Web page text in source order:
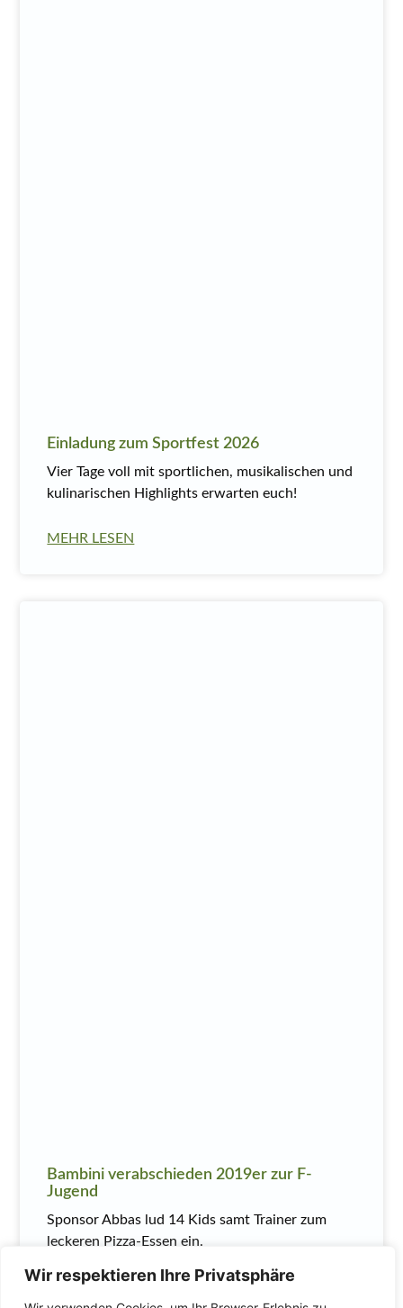
Wir respektieren Ihre Privatsphäre
Einladung zum Sportfest 2026
Vier Tage voll mit sportlichen, musikalischen und
kulinarischen Highlights erwarten euch!
MEHR LESEN
Bambini verabschieden 2019er zur F-
Jugend
Sponsor Abbas lud 14 Kids samt Trainer zum
leckeren Pizza-Essen ein.
MEHR LESEN